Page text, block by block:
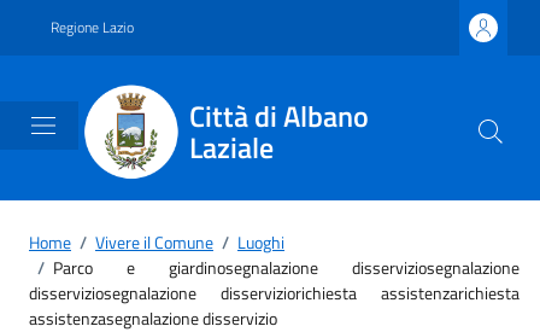
Regione Lazio
Città di Albano
Laziale
Home / Vivere il Comune / Luoghi
/ Parco e giardinosegnalazione disserviziosegnalazione
disserviziosegnalazione disserviziorichiesta assistenzarichiesta
assistenzasegnalazione disservizio